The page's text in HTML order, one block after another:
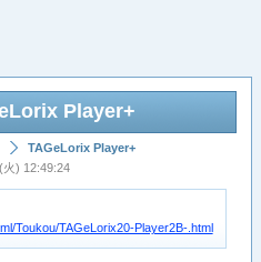
Player+
TAGeLorix Player+
火) 12:49:24
Toukou/TAGeLorix20-Player2B-.html